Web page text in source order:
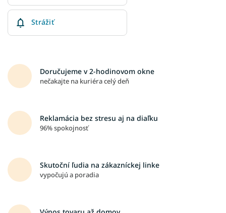
Strážiť
Doručujeme v 2-hodinovom okne
nečakajte na kuriéra celý deň
Reklamácia bez stresu aj na diaľku
96% spokojnosť
Skutoční ľudia na zákazníckej linke
vypočujú a poradia